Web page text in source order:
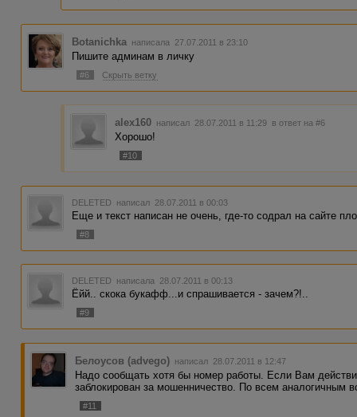
Botanichka написала 27.07.2011 в 23:10
Пишите админам в личку
#6 Скрыть ветку
alex160 написал 28.07.2011 в 11:29 в ответ на #6
Хорошо!
#10
DELETED написал 28.07.2011 в 00:03
Еще и текст написан не очень, где-то содрал на сайте
#8
DELETED написала 28.07.2011 в 00:13
Ёйй.. скока букафф...и спрашивается - зачем?!..
#9
Белоусов (advego) написал 28.07.2011 в 12:47
Надо сообщать хотя бы номер работы. Если Вам
заблокирован за мошенничество. По всем аналогичным
#11